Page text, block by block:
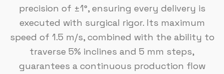
precision of ±1°, ensuring every delivery is
executed with surgical rigor. Its maximum
speed of 1.5 m/s, combined with the ability to
traverse 5% inclines and 5 mm steps,
guarantees a continuous production flow